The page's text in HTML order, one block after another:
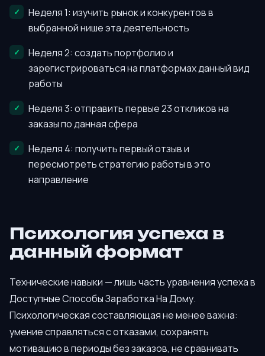
Неделя 1: изучить рынок и конкурентов в
выбранной нише эта деятельность
Неделя 2: создать портфолио и
зарегистрироваться на платформах данный вид
работы
Неделя 3: отправить первые 23 откликов на
заказы по данная сфера
Неделя 4: получить первый отзыв и
пересмотреть стратегию работы в это
направление
Психология успеха в
данный формат
Технические навыки — лишь часть уравнения успеха в
Доступные Способы Заработка На Дому.
Психологическая составляющая не менее важна:
умение справляться с отказами, сохранять
мотивацию в периоды без заказов, не сравнивать